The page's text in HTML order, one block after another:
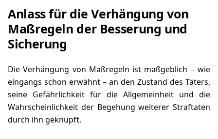
Anlass für die Verhängung von
Maßregeln der Besserung und
Sicherung
Die Verhängung von Maßregeln ist maßgeblich – wie
eingangs schon erwähnt – an den Zustand des Täters,
seine Gefährlichkeit für die Allgemeinheit und die
Wahrscheinlichkeit der Begehung weiterer Straftaten
durch ihn geknüpft.